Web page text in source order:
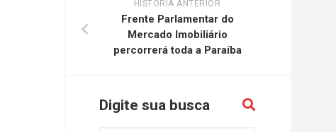
HISTÓRIA ANTERIOR
Frente Parlamentar do
Mercado Imobiliário
percorrerá toda a Paraíba
Digite sua busca